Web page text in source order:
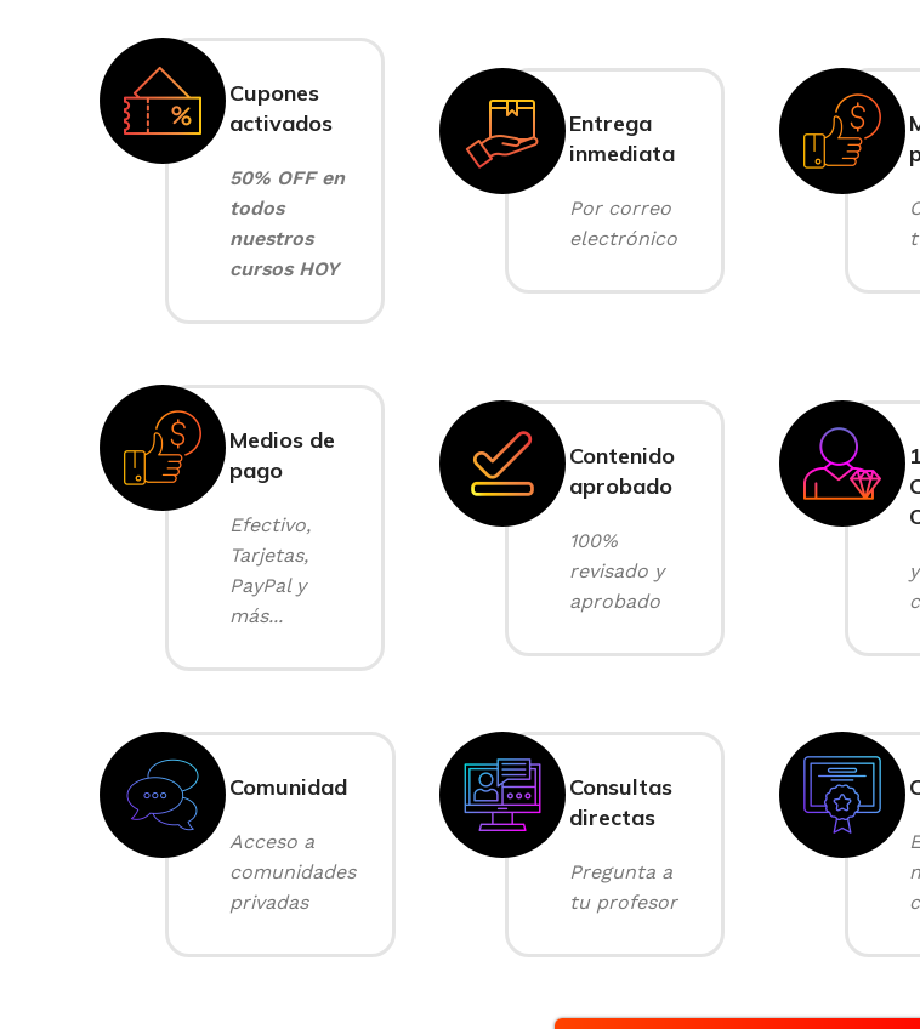
Cupones
activados
50% OFF en
todos
nuestros
cursos HOY
Entrega
inmediata
Por correo
electrónico
Medios de
pago
Efectivo,
Tarjetas,
PayPal y
más...
Contenido
aprobado
100%
revisado y
aprobado
y
Comunidad
Acceso a
comunidades
privadas
Consultas
directas
Pregunta a
tu profesor